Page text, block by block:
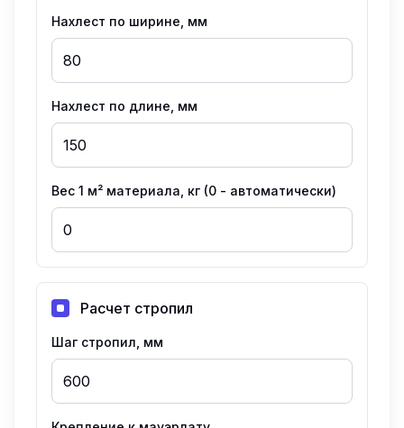
Нахлест по ширине, мм
Нахлест по длине, мм
Вес 1 м² материала, кг (0 - автоматически)
Расчет стропил
Шаг стропил, мм